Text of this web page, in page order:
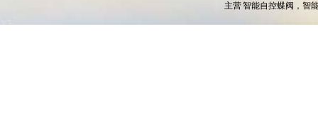
主营智能自控蝶阀，智